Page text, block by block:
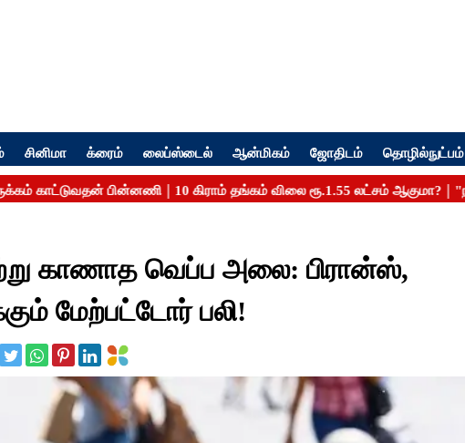
சினிமா க்ரைம் லைப்ஸ்டைல் ஆன்மிகம் ஜோதிடம் தொழில்நுட்பம்
காணாத வெப்ப அலை: பிரான்ஸ்,
மேற்பட்டோர் பலி!